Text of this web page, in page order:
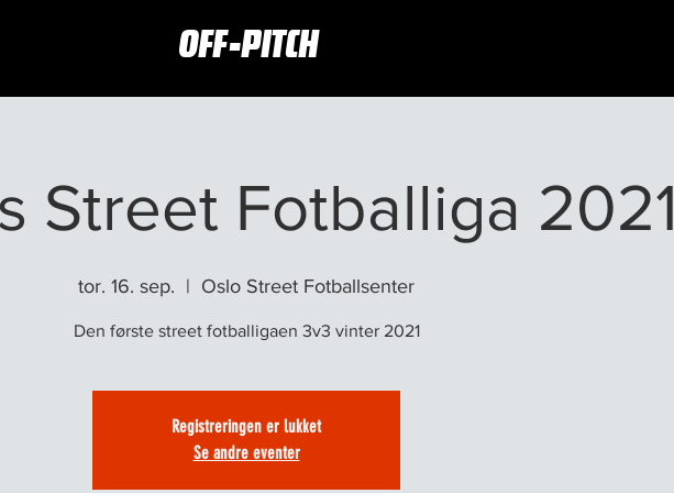
OFF-PITCH
Street Fotballiga 2021
tor. 16. sep.
  |
Oslo Street Fotballsenter
Den første street fotballigaen 3v3 vinter 2021
Registreringen er lukket
Se andre eventer